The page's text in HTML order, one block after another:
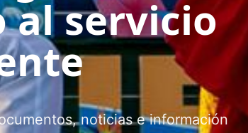
al servicio
noticias e información